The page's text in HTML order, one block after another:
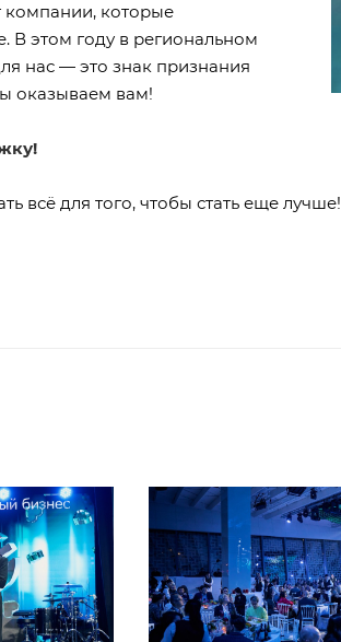
которые
В этом году в региональном
нас — это знак признания
оказываем вам!
всё для того, чтобы стать еще лучше!